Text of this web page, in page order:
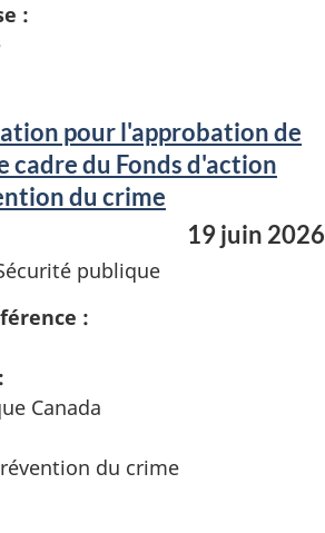
:
pour l'approbation de
cadre du Fonds d'action
du crime
19 juin 2026
publique
:
Canada
du crime